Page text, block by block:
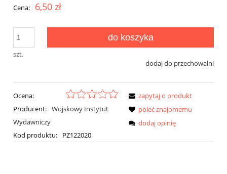
Cena: 6,50 zł
szt.
do koszyka
dodaj do przechowalni
Ocena:
Producent: Wojskowy Instytut
Wydawniczy
Kod produktu:
PZ122020
zapytaj o produkt
poleć znajomemu
dodaj opinię